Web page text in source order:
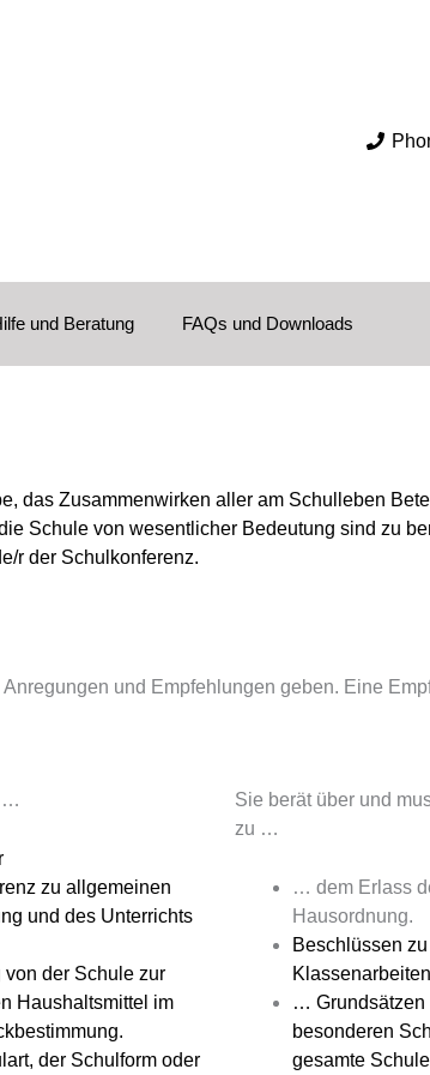
und Beratung FAQs und Downloads
das Zusammenwirken aller am Schulleben
Schule von wesentlicher Bedeutung sind zu
r der Schulkonferenz.
und Empfehlungen geben. Eine
…
zu allgemeinen
und des Unterrichts
der Schule zur
Haushaltsmittel im
der Schulform oder
Sie berät über und
zu …
… dem Erlass
Hausordnung.
Beschlüssen
… Grundsätzen
besonderen
gesamte